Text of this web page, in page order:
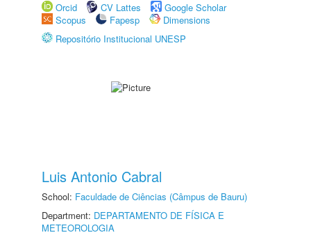
Orcid
CV Lattes
Google Scholar
Scopus
Fapesp
Dimensions
Repositório Institucional UNESP
Luis Antonio Cabral
School: Faculdade de Ciências (Câmpus de Bauru)
Department: DEPARTAMENTO DE FÍSICA E
METEOROLOGIA